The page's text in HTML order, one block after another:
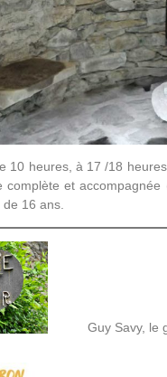
10 heures, à 17 /18
et
16 ans.
Guy Savy, le